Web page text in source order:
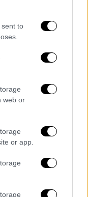
to
web or
or app.
θάνατοι
150 επιβάτες